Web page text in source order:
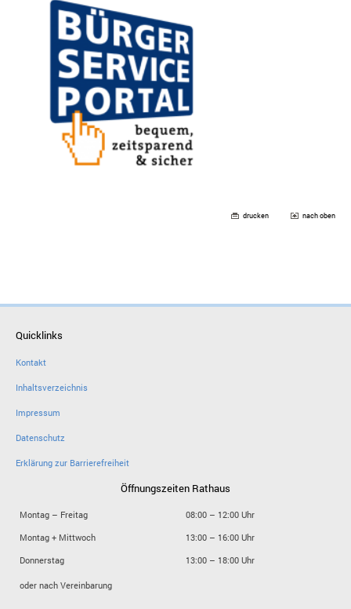
drucken nach oben
Quicklinks
Kontakt
Inhaltsverzeichnis
Impressum
Datenschutz
Erklärung zur Barrierefreiheit
Öffnungszeiten Rathaus
Montag – Freitag
08:00 – 12:00 Uhr
Montag + Mittwoch
13:00 – 16:00 Uhr
Donnerstag
13:00 – 18:00 Uhr
oder nach Vereinbarung